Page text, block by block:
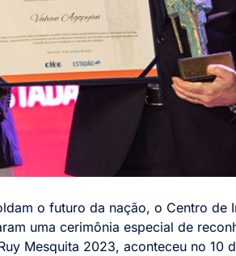
o futuro da nação, o Centro de
uma cerimônia especial de
Mesquita 2023, aconteceu no 10